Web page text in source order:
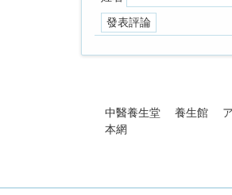
中醫養生堂 養生館
本網